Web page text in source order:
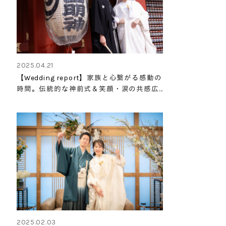
2025.04.21
【Wedding report】家族と心繋がる感動の
時間。伝統的な神前式＆笑顔・涙の共感広
2025.02.03